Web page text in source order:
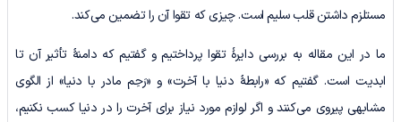
مستلزم داشتن قلب سلیم است. چیزی که تقوا آن را تضمین می‌کند.
ما در این مقاله به بررسی دایرۀ تقوا پرداختیم و گفتیم که دامنۀ تأثیر آن تا
ابدیت است. گفتیم که «رابطۀ دنیا با آخرت» و «رَحِم مادر با دنیا» از الگوی
مشابهی پیروی می‌کنند و اگر لوازم مورد نیاز برای آخرت را در دنیا کسب نکنیم،